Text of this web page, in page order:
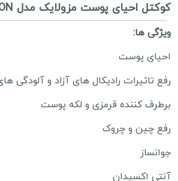
کوکتل احیای پوست مزولایک مدل ANTI-POLLUTION
ویژگی ها:
احیای پوست
رفع تاثیرات رادیکال های آزاد و آلودگی
برطرف کننده قرمزی و لکه پوست
رفع چین و چروک
جوانساز
آنتی اکسیدان